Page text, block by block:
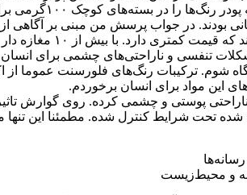
بودند. در جواب پرسش من مبنی بر آگاهی
فلورسنت
تنفسی و ناراحتی‌ها‌ی چشمی برای انسان
این مواد برای انسان برخوردم.
ناراحتی پوستی و چشمی کرده. روی گوارش
تحت شرایط کنترل شده. مطمئنا این تنها
و محیط‌زیست